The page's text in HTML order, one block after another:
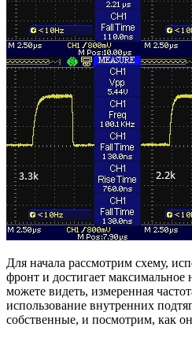
Для начала рассмотрим схему,
фронт и достигает максимальное
можете видеть, измеренная
использование внутренних
собственные, и посмотрим, как